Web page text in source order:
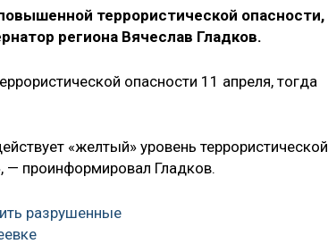
террористической опасности,
региона Вячеслав Гладков.
опасности 11 апреля, тогда
«желтый» уровень террористической
— проинформировал Гладков.
разрушенные